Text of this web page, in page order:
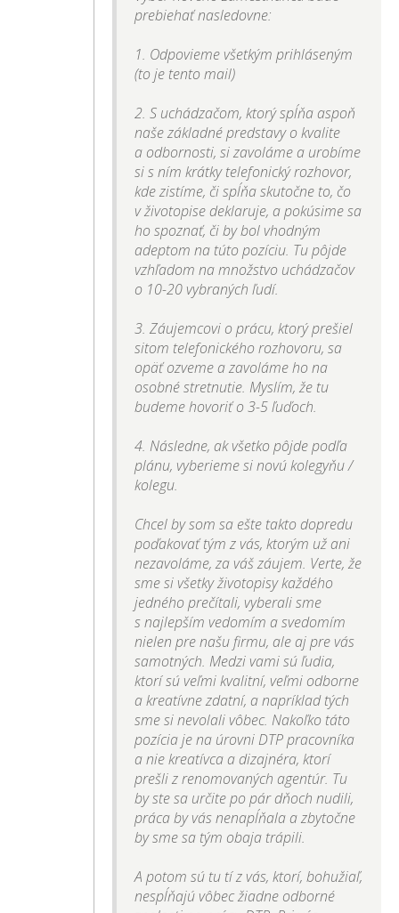
prebiehať nasledovne:
1. Odpovieme všetkým prihláseným
(to je tento mail)
2. S uchádzačom, ktorý spĺňa aspoň
naše základné predstavy o kvalite
a odbornosti, si zavoláme a urobíme
si s ním krátky telefonický rozhovor,
kde zistíme, či spĺňa skutočne to, čo
v životopise deklaruje, a pokúsime sa
ho spoznať, či by bol vhodným
adeptom na túto pozíciu. Tu pôjde
vzhľadom na množstvo uchádzačov
o 10-20 vybraných ľudí.
3. Záujemcovi o prácu, ktorý prešiel
sitom telefonického rozhovoru, sa
opäť ozveme a zavoláme ho na
osobné stretnutie. Myslím, že tu
budeme hovoriť o 3-5 ľuďoch.
4. Následne, ak všetko pôjde podľa
plánu, vyberieme si novú kolegyňu /
kolegu.
Chcel by som sa ešte takto dopredu
poďakovať tým z vás, ktorým už ani
nezavoláme, za váš záujem. Verte, že
sme si všetky životopisy každého
jedného prečítali, vyberali sme
s najlepším vedomím a svedomím
nielen pre našu firmu, ale aj pre vás
samotných. Medzi vami sú ľudia,
ktorí sú veľmi kvalitní, veľmi odborne
a kreatívne zdatní, a napríklad tých
sme si nevolali vôbec. Nakoľko táto
pozícia je na úrovni DTP pracovníka
a nie kreatívca a dizajnéra, ktorí
prešli z renomovaných agentúr. Tu
by ste sa určite po pár dňoch nudili,
práca by vás nenapĺňala a zbytočne
by sme sa tým obaja trápili.
A potom sú tu tí z vás, ktorí, bohužiaľ,
nespĺňajú vôbec žiadne odborné